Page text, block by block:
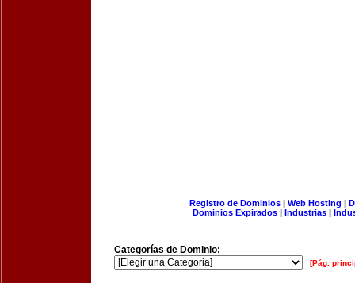
Registro de Dominios| Web Hosting |
Dominios Expirados | Industrias |
Categorías de Dominio:
[Pág.